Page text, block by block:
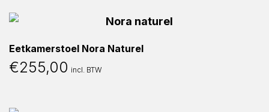
Eetkamerstoel Nora Naturel
€255,00 incl. BTW